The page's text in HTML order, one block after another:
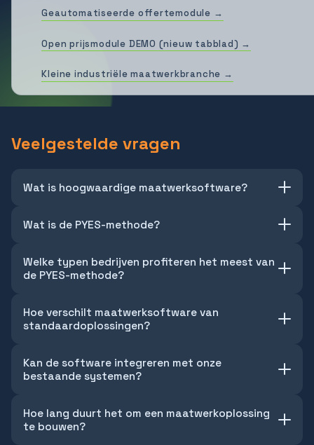
Geautomatiseerde offertemodule →
Open prijsmodule DEMO (nieuw tabblad) →
Kleine industriële maatwerkbranche →
Veelgestelde vragen
Wat is hoogwaardige maatwerksoftware?
Wat is de PYES-methode?
Welke typen bedrijven profiteren het meest van
de PYES-methode?
Hoe verschilt maatwerksoftware van
standaardoplossingen?
Kan de software integreren met onze
bestaande systemen?
Hoe lang duurt het om een maatwerkoplossing
te bouwen?